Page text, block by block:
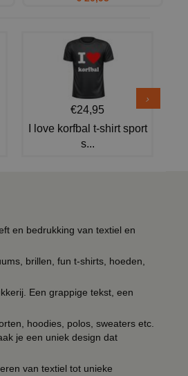
€24,95
I love korfbal t-shirt sport
s...
en bedrukking van textiel en
brillen, fun t-shirts, hoeden,
Een grappige tekst, een
hoodies, polos, sweaters etc.
je een uniek design dat
van textiel tot unieke